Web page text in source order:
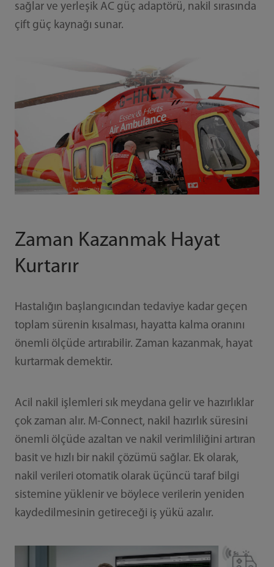
sağlar ve yerleşik AC güç adaptörü, nakil sırasında
çift güç kaynağı sunar.
Zaman Kazanmak Hayat
Kurtarır
Hastalığın başlangıcından tedaviye kadar geçen
toplam sürenin kısalması, hayatta kalma oranını
önemli ölçüde artırabilir. Zaman kazanmak, hayat
kurtarmak demektir.
Acil nakil işlemleri sık meydana gelir ve hazırlıklar
çok zaman alır. M-Connect, nakil hazırlık süresini
önemli ölçüde azaltan ve nakil verimliliğini artıran
basit ve hızlı bir nakil çözümü sağlar. Ek olarak,
nakil verileri otomatik olarak üçüncü taraf bilgi
sistemine yüklenir ve böylece verilerin yeniden
kaydedilmesinin getireceği iş yükü azalır.